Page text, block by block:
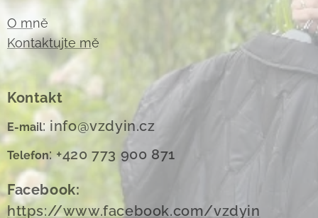
O mně
Kontaktujte mě
Kontakt
E-mail: info@vzdyin.cz
Telefon: +420 773 900 871
Facebook:
https://www.facebook.com/vzdyin